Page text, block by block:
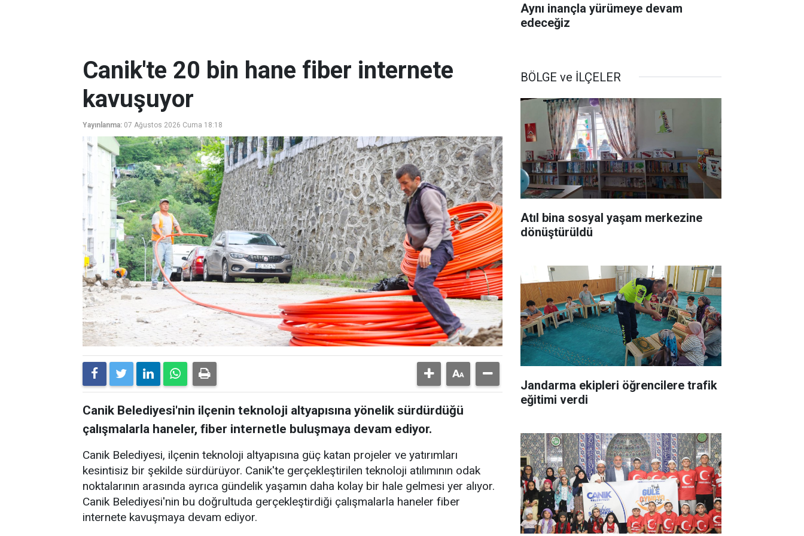
Aynı inançla yürümeye devam
edeceğiz
Canik'te 20 bin hane fiber internete
kavuşuyor
Yayınlanma: 07 Ağustos 2026 Cuma 18:18
Canik Belediyesi'nin ilçenin teknoloji altyapısına yönelik sürdürdüğü
çalışmalarla haneler, fiber internetle buluşmaya devam ediyor.
Canik Belediyesi, ilçenin teknoloji altyapısına güç katan projeler ve yatırımları
kesintisiz bir şekilde sürdürüyor. Canik'te gerçekleştirilen teknoloji atılımının odak
noktalarının arasında ayrıca gündelik yaşamın daha kolay bir hale gelmesi yer alıyor.
Canik Belediyesi'nin bu doğrultuda gerçekleştirdiği çalışmalarla haneler fiber
internete kavuşmaya devam ediyor.
BÖLGE ve İLÇELER
Atıl bina sosyal yaşam merkezine
dönüştürüldü
Jandarma ekipleri öğrencilere trafik
eğitimi verdi